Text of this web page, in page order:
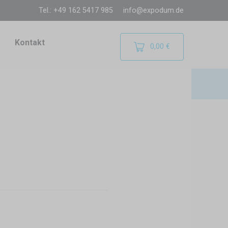
Tel.: +49 162 5417 985 info@expodum.de
Kontakt 0,00 €